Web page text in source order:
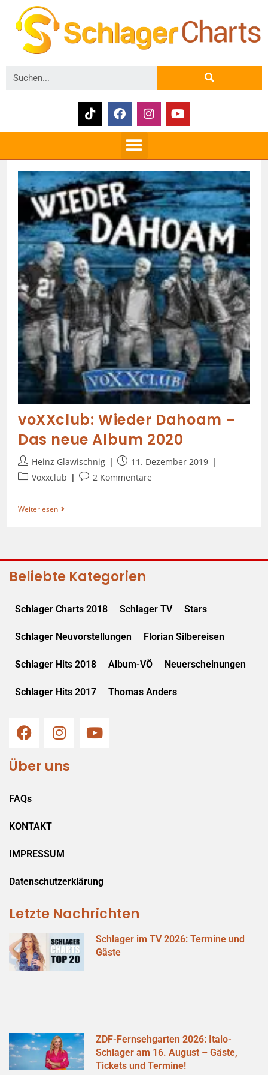
voXXclub: Wieder Dahoam –
Das neue Album 2020
Heinz Glawischnig
11. Dezember 2019
Voxxclub
2 Kommentare
Weiterlesen
Beliebte Kategorien
Schlager Charts 2018 Schlager TV Stars
Schlager Neuvorstellungen Florian Silbereisen
Schlager Hits 2018 Album-VÖ Neuerscheinungen
Schlager Hits 2017 Thomas Anders
Über uns
FAQs
KONTAKT
IMPRESSUM
Datenschutzerklärung
Letzte Nachrichten
Schlager im TV 2026: Termine und
Gäste
ZDF-Fernsehgarten 2026: Italo-
Schlager am 16. August – Gäste,
Tickets und Termine!